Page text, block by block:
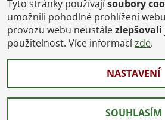
Dopravy a Platby
Jsme internetový obchod, osobní
2026 © Vinoteka-Praha.cz,
Vytvořil Shoptet
Tyto stránky používajísoubory
umožnili pohodlné prohlížení
provozu webu neustále
použitelnost. Více informacízde.
NASTAVENÍ
SOUHLASÍM